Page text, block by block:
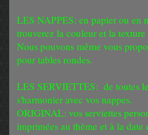
LES NAPPES: en papier ou en
trouverez la couleur et la
Nous pouvons même vous
pour tables rondes.
LES SERVIETTES: de toutes
s'harmonier avec vos nappes.
ORIGINAL: vos serviettes
imprimées au thème et à la date